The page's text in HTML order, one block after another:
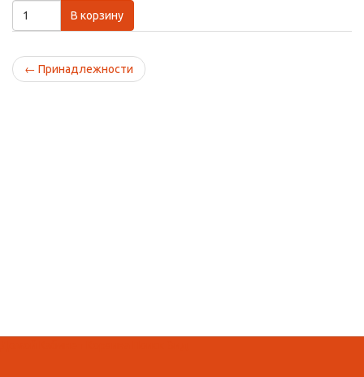
В корзину
← Принадлежности